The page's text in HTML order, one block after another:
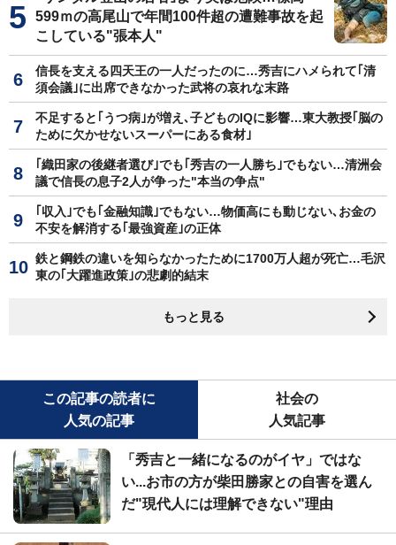
599ｍの高尾山で年間100件超の遭難事故を起
こしている"張本人"
信長を支える四天王の一人だったのに…秀吉にハメられて｢清
須会議｣に出席できなかった武将の哀れな末路
不足すると｢うつ病｣が増え､子どものIQに影響…東大教授｢脳の
ために欠かせないスーパーにある食材｣
｢織田家の後継者選び｣でも｢秀吉の一人勝ち｣でもない…清洲会
議で信長の息子2人が争った"本当の争点"
｢収入｣でも｢金融知識｣でもない…物価高にも動じない､お金の
不安を解消する｢最強資産｣の正体
鉄と鋼鉄の違いを知らなかったために1700万人超が死亡…毛沢
東の｢大躍進政策｣の悲劇的結末
もっと見る
この記事の読者に
人気の記事
社会の
人気記事
「秀吉と一緒になるのがイヤ」ではな
い...お市の方が柴田勝家との自害を選ん
だ"現代人には理解できない"理由